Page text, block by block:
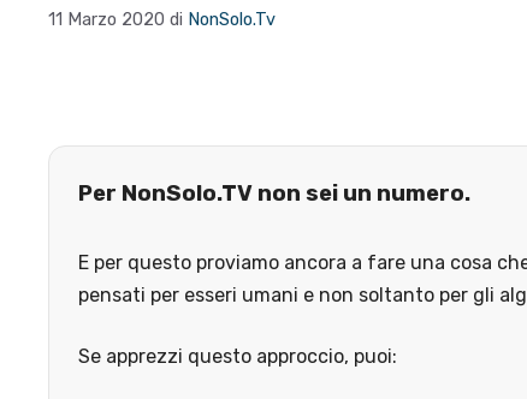
11 Marzo 2020 di NonSolo.Tv
Per NonSolo.TV non sei un numero.
E per questo proviamo ancora a fare una cosa
pensati per esseri umani e non soltanto per gli
Se apprezzi questo approccio, puoi: